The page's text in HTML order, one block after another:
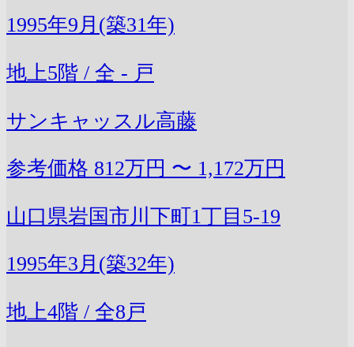
1995年9月(築31年)
地上5階 / 全 - 戸
サンキャッスル高藤
参考価格 812万円 〜 1,172万円
山口県岩国市川下町1丁目5-19
1995年3月(築32年)
地上4階 / 全8戸